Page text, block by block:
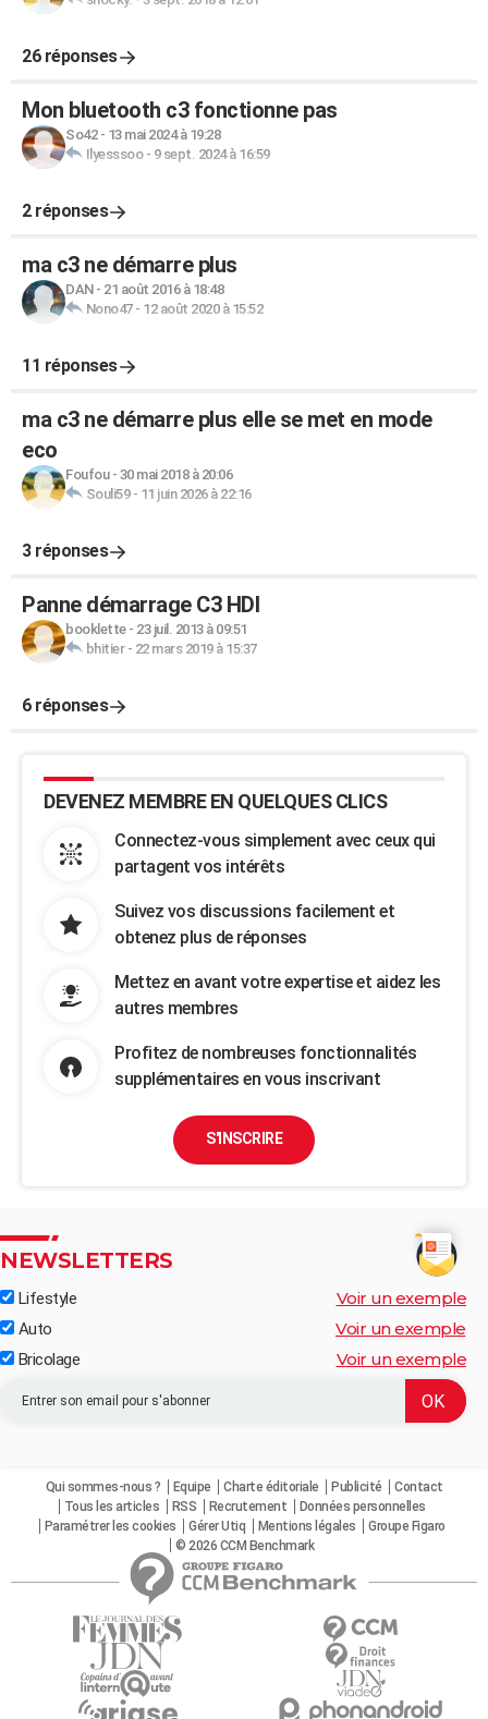
26 réponses
Mon bluetooth c3 fonctionne pas
So42- 13 mai 2024 à 19:28
Ilyesssoo- 9 sept. 2024 à 16:59
2 réponses
ma c3 ne démarre plus
DAN- 21 août 2016 à 18:48
Nono47- 12 août 2020 à 15:52
11 réponses
ma c3 ne démarre plus elle se met en mode
eco
Foufou- 30 mai 2018 à 20:06
Souli59- 11 juin 2026 à 22:16
3 réponses
Panne démarrage C3 HDI
booklette- 23 juil. 2013 à 09:51
bhitier- 22 mars 2019 à 15:37
6 réponses
DEVENEZ MEMBRE EN QUELQUES CLICS
Connectez-vous simplement avec ceux qui
partagent vos intérêts
Suivez vos discussions facilement et
obtenez plus de réponses
Mettez en avant votre expertise et aidez les
autres membres
Profitez de nombreuses fonctionnalités
supplémentaires en vous inscrivant
S'INSCRIRE
NEWSLETTERS
Lifestyle Voir un exemple
Auto Voir un exemple
Bricolage Voir un exemple
Qui sommes-nous ? Equipe Charte éditoriale Publicité
Contact
Tous les articles
RSS Recrutement
Données personnelles
Paramétrer les cookies
Gérer Utiq Mentions légales
Groupe Figaro
© 2026 CCM Benchmark